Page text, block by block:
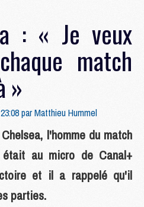
: « Je veux
match
»
parMatthieu Hummel
l'homme du match
était au micro de Canal+
et il a rappelé qu'il
parties.